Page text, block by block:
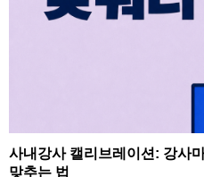
사내강사 캘리브레이션: 강사
맞추는 법